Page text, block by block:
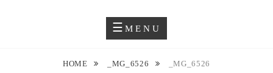
JUSTYNA EWA GROCHOWSKA
MENU
HOME _MG_6526 _MG_6526